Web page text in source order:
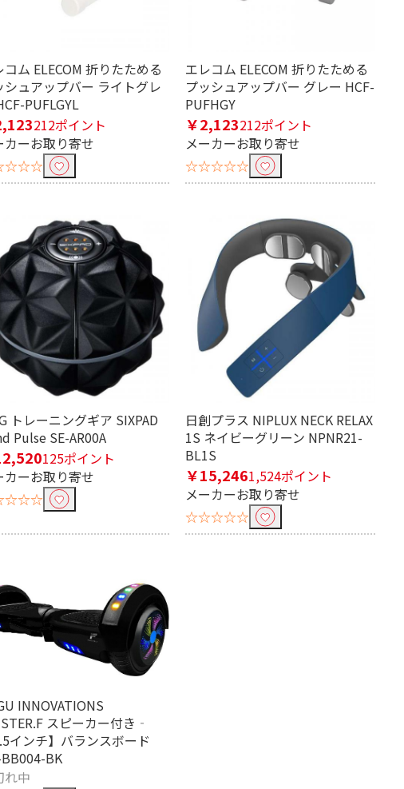
コム ELECOM 折りたためる
シュアップバー ライトグレ
PUFLGYL
212ポイント
カーお取り寄せ
エレコム ELECOM 折りたためる
プッシュアップバー グレー HCF-
PUFHGY
￥2,123212ポイント
メーカーお取り寄せ
☆☆☆☆☆
トレーニングギア SIXPAD
Pulse SE-AR00A
125ポイント
カーお取り寄せ
日創プラス NIPLUX NECK RELAX
1S ネイビーグリーン NPNR21-
BL1S
￥15,2461,524ポイント
メーカーお取り寄せ
☆☆☆☆☆
INNOVATIONS
スピーカー付き‐
インチ】バランスボード
BK
れ中